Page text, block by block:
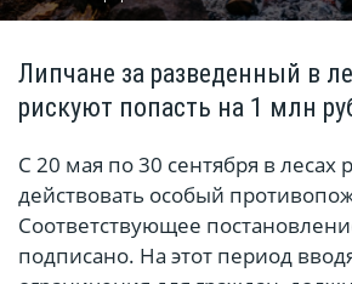
Липчане за разведенный в
рискуют попасть на 1 млн
С 20 мая по 30 сентября в лесах
действовать особый
Соответствующее
подписано. На этот период